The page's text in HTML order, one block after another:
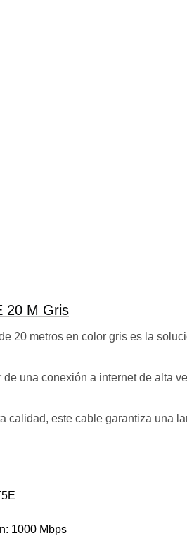
20 M Gris
20 metros en color gris es la
una conexión a internet de alta
calidad, este cable garantiza una
1000 Mbps